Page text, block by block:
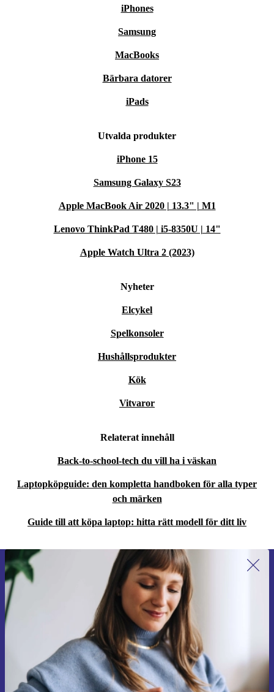
iPhones
Samsung
MacBooks
Bärbara datorer
iPads
Utvalda produkter
iPhone 15
Samsung Galaxy S23
Apple MacBook Air 2020 | 13.3" | M1
Lenovo ThinkPad T480 | i5-8350U | 14"
Apple Watch Ultra 2 (2023)
Nyheter
Elcykel
Spelkonsoler
Hushållsprodukter
Kök
Vitvaror
Relaterat innehåll
Back-to-school-tech du vill ha i väskan
Laptopköpguide: den kompletta handboken för alla typer
och märken
Guide till att köpa laptop: hitta rätt modell för ditt liv
Anmäl dig till vårt nyhetsbrev för
första gången och spara 200 kr!
Missa aldrig ett erbjudande igen.
Begär kupong